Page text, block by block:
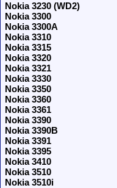
Nokia 3230 (WD2)
Nokia 3300
Nokia 3300A
Nokia 3310
Nokia 3315
Nokia 3320
Nokia 3321
Nokia 3330
Nokia 3350
Nokia 3360
Nokia 3361
Nokia 3390
Nokia 3390B
Nokia 3391
Nokia 3395
Nokia 3410
Nokia 3510
Nokia 3510i